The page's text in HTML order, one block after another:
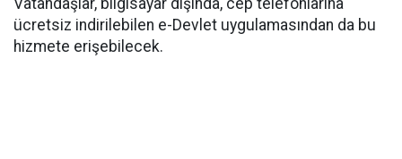
Vatandaşlar, bilgisayar dışında, cep telefonlarına
ücretsiz indirilebilen e-Devlet uygulamasından da bu
hizmete erişebilecek.